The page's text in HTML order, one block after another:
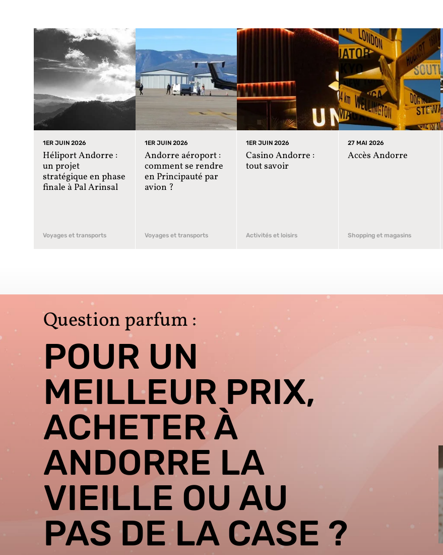
1ER JUIN 2026
Héliport Andorre :
un projet
stratégique en phase
finale à Pal Arinsal
Voyages et transports
1ER JUIN 2026
Andorre aéroport :
comment se rendre
en Principauté par
avion ?
Voyages et transports
1ER JUIN 2026
Casino Andorre :
tout savoir
Activités et loisirs
27 MAI 2026
Accès Andorre
Shopping et magasins
Question parfum :
POUR UN
MEILLEUR PRIX,
ACHETER À
ANDORRE LA
VIEILLE OU AU
PAS DE LA CASE ?